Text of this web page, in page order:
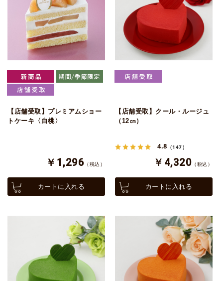
【店舗受取】プレミアムショー
トケーキ〈白桃〉
￥1,296 （税込）
カートに入れる
【店舗受取】クール・ルージュ
（12㎝）
4.8 （147）
￥4,320 （税込）
カートに入れる